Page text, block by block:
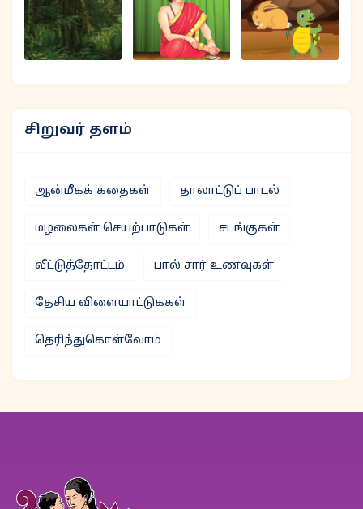
சிறுவர் தளம்
ஆன்மீகக் கதைகள் தாலாட்டுப் பாடல்
மழலைகள் செயற்பாடுகள் சடங்குகள்
வீட்டுத்தோட்டம் பால் சார் உணவுகள்
தேசிய விளையாட்டுக்கள்
தெரிந்துகொள்வோம்